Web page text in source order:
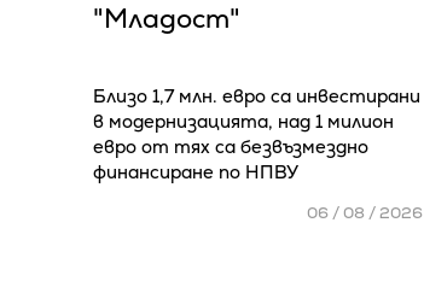
"Младост"
Близо 1,7 млн. евро са инвестирани
в модернизацията, над 1 милион
евро от тях са безвъзмездно
финансиране по НПВУ
06 / 08 / 2026